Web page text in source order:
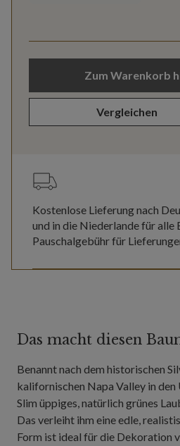
Zum Warenkorb
Vergleichen
Kostenlose Lieferung nach
und in die Niederlande für alle
Pauschalgebühr für
Das macht diesen
Benannt nach dem historischen
kalifornischen Napa Valley in
Slim üppiges, natürlich grünes
Das verleiht ihm eine edle,
Form ist ideal für die Dekoration